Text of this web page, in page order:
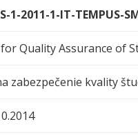
1-2011-1-IT-TEMPUS-
Quality Assurance of
zabezpečenie kvality